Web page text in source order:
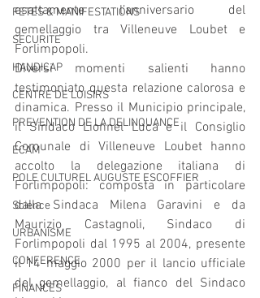
FETES & MANIFESTATIONS
SECURITE
HANDICAP
CENTRE DE LOISIRS
PREVENTION DE LA DELINQUANCE
ECAM
POLE CULTUREL AUGUSTE ESCOFFIER
Science
URBANISME
CONFERENCE
FINANCES
esattamente l’anniversario del
gemellaggio tra Villeneuve Loubet e
Forlimpopoli.
Diversi momenti salienti hanno
testimoniato questa relazione calorosa e
dinamica. Presso il Municipio principale,
il Sindaco Lionnel Luca e il Consiglio
Comunale di Villeneuve Loubet hanno
accolto la delegazione italiana di
Forlimpopoli: composta in particolare
dalla Sindaca Milena Garavini e da
Maurizio Castagnoli, Sindaco di
Forlimpopoli dal 1995 al 2004, presente
il 14 maggio 2000 per il lancio ufficiale
del gemellaggio, al fianco del Sindaco